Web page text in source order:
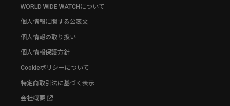
WORLD WIDE WATCHについて
個人情報に関する公表文
個人情報の取り扱い
個人情報保護方針
Cookieポリシーについて
特定商取引法に基づく表示
会社概要